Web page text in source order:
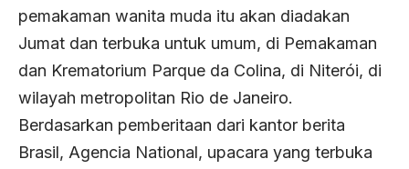
pemakaman wanita muda itu akan diadakan
Jumat dan terbuka untuk umum, di Pemakaman
dan Krematorium Parque da Colina, di Niterói, di
wilayah metropolitan Rio de Janeiro.
Berdasarkan pemberitaan dari kantor berita
Brasil, Agencia National, upacara yang terbuka